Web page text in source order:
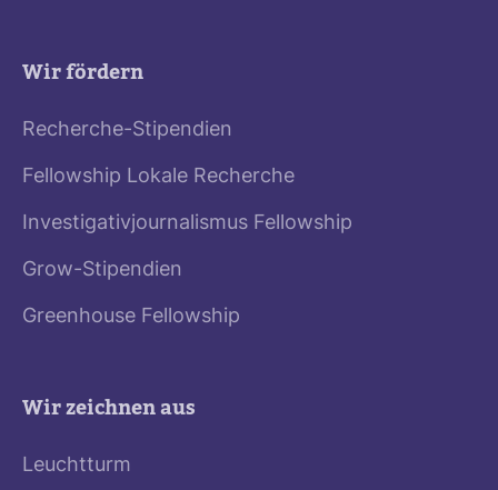
Wir fördern
Recherche-Stipendien
Fellowship Lokale Recherche
Investigativjournalismus Fellowship
Grow-Stipendien
Greenhouse Fellowship
Wir zeichnen aus
Leuchtturm